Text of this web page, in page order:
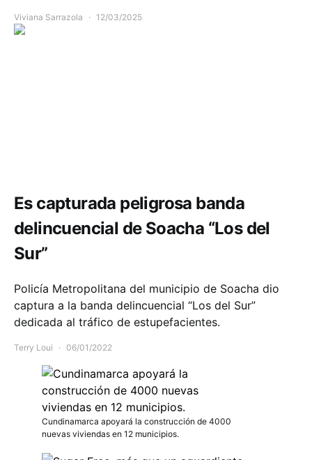
Viviana Sarrazola 12/03/2025
Es capturada peligrosa banda
delincuencial de Soacha “Los del
Sur”
Policía Metropolitana del municipio de Soacha dio
captura a la banda delincuencial “Los del Sur”
dedicada al tráfico de estupefacientes.
Terry Loui 06/01/2022
Cundinamarca apoyará la construcción de 4000
nuevas viviendas en 12 municipios.